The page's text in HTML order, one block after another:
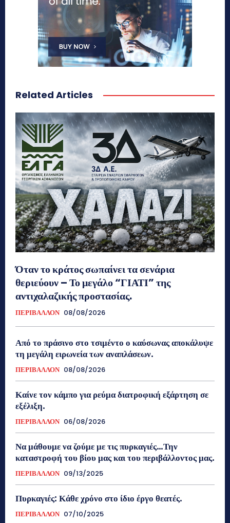
Related Articles
Όταν το κράτος σωπαίνει τα σενάρια
θεριεύουν – Το μεγάλο “ΓΙΑΤΙ” της
αντιχαλαζικής προστασίας.
ΠΕΡΙΒΑΛΛΟΝ 08/08/2026
Από το πράσινο στο τσιμέντο ο καύσωνας αποκάλυψε
τη μεγάλη ειρωνεία των αναπλάσεων.
ΠΕΡΙΒΑΛΛΟΝ 08/08/2026
Καίνε τον κάμπο για ρεύμα διατροφική εξάρτηση σε
εξέλιξη.
ΠΕΡΙΒΑΛΛΟΝ 06/08/2026
Να μάθουμε να ζούμε με τις πυρκαγιές…Την
καταστροφή του βίου μας και του περιβάλλοντος μας.
ΠΕΡΙΒΑΛΛΟΝ 09/13/2025
Πυρκαγιές: Κάθε χρόνο στο ίδιο έργο θεατές.
ΠΕΡΙΒΑΛΛΟΝ 07/10/2025